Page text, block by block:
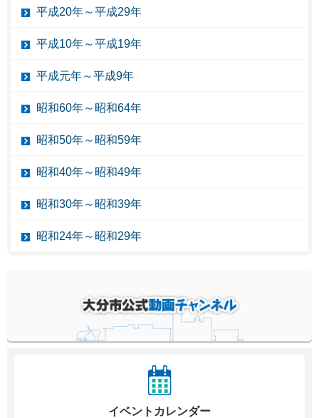
平成20年～平成29年
平成10年～平成19年
平成元年～平成9年
昭和60年～昭和64年
昭和50年～昭和59年
昭和40年～昭和49年
昭和30年～昭和39年
昭和24年～昭和29年
イベントカレンダー